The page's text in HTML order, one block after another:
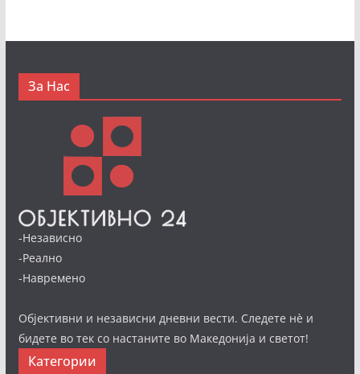
За Нас
-Независно
-Реално
-Навремено
Објективни и независни дневни вести. Следете нè и
бидете во тек со настаните во Македонија и светот!
Категории